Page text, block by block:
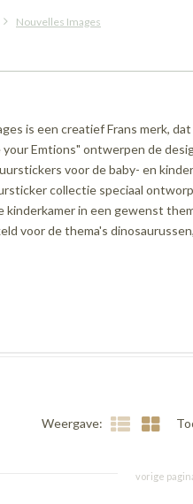
Nouvelles Images
is een creatief Frans merk,
Emtions" ontwerpen de
voor de baby- en
collectie speciaal
kinderkamer in een gewenst
voor de thema's
Weergave
vorige